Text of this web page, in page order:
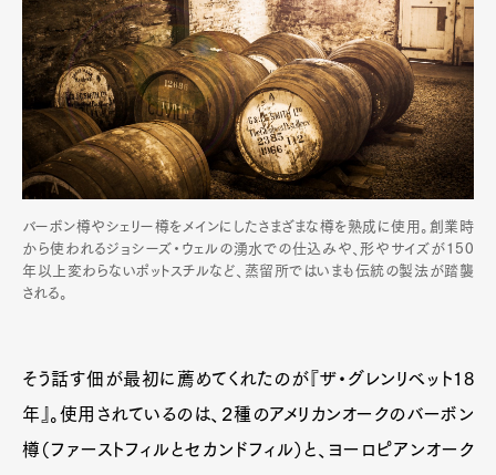
バーボン樽やシェリー樽をメインにしたさまざまな樽を熟成に使用。創業時
から使われるジョシーズ・ウェルの湧水での仕込みや、形やサイズが150
年以上変わらないポットスチルなど、蒸留所ではいまも伝統の製法が踏襲
される。
そう話す佃が最初に薦めてくれたのが『ザ・グレンリベット18
年』。使用されているのは、２種のアメリカンオークのバーボン
樽（ファーストフィルとセカンドフィル）と、ヨーロピアンオーク